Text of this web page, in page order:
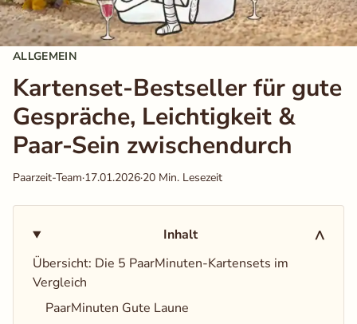
ALLGEMEIN
Kartenset-Bestseller für gute
Gespräche, Leichtigkeit &
Paar-Sein zwischendurch
Paarzeit-Team·17.01.2026·20 Min. Lesezeit
Inhalt
V
Übersicht: Die 5 PaarMinuten-Kartensets im
Vergleich
PaarMinuten Gute Laune
Marketing & Tracking
Wird verwendet, um dir für dich relevante Inhalte und
Werbung anzuzeigen (z.B. Facebook Pixel, Pinterest).
Auswahl speichern Alle akzeptieren